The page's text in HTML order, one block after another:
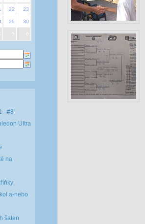
22 23
29 30
5
- #8
Ultra
na
a-nebo
šaten